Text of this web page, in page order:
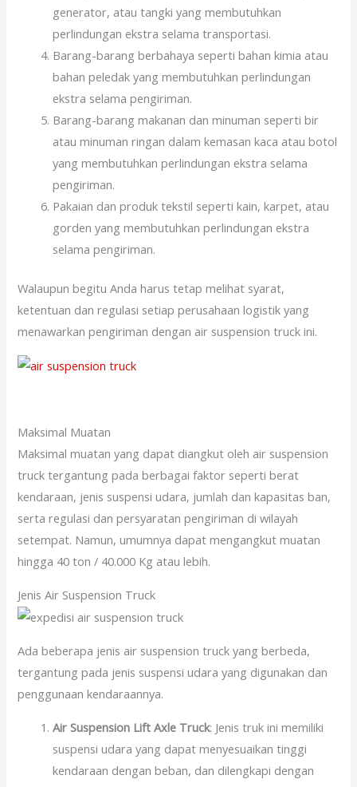
generator, atau tangki yang membutuhkan
perlindungan ekstra selama transportasi.
Barang-barang berbahaya seperti bahan kimia atau
bahan peledak yang membutuhkan perlindungan
ekstra selama pengiriman.
Barang-barang makanan dan minuman seperti bir
atau minuman ringan dalam kemasan kaca atau botol
yang membutuhkan perlindungan ekstra selama
pengiriman.
Pakaian dan produk tekstil seperti kain, karpet, atau
gorden yang membutuhkan perlindungan ekstra
selama pengiriman.
Walaupun begitu Anda harus tetap melihat syarat,
ketentuan dan regulasi setiap perusahaan logistik yang
menawarkan pengiriman dengan air suspension truck ini.
Maksimal Muatan
Maksimal muatan yang dapat diangkut oleh air suspension
truck tergantung pada berbagai faktor seperti berat
kendaraan, jenis suspensi udara, jumlah dan kapasitas ban,
serta regulasi dan persyaratan pengiriman di wilayah
setempat. Namun, umumnya dapat mengangkut muatan
hingga 40 ton / 40.000 Kg atau lebih.
Jenis Air Suspension Truck
Ada beberapa jenis air suspension truck yang berbeda,
tergantung pada jenis suspensi udara yang digunakan dan
penggunaan kendaraannya.
Air Suspension Lift Axle Truck: Jenis truk ini memiliki
suspensi udara yang dapat menyesuaikan tinggi
kendaraan dengan beban, dan dilengkapi dengan